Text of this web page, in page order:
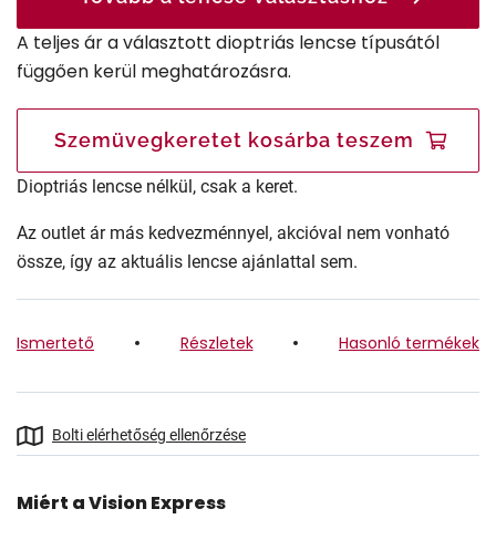
A teljes ár a választott dioptriás lencse típusától
függően kerül meghatározásra.
Szemüvegkeretet kosárba teszem
Dioptriás lencse nélkül, csak a keret.
Az outlet ár más kedvezménnyel, akcióval nem vonható
össze, így az aktuális lencse ajánlattal sem.
Ismertető Részletek Hasonló termékek
Bolti elérhetőség ellenőrzése
Miért a Vision Express